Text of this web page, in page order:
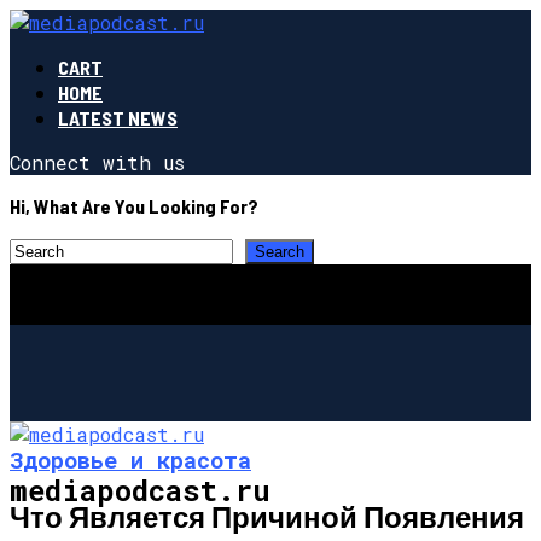
CART
HOME
LATEST NEWS
Connect with us
Hi, What Are You Looking For?
mediapodcast.ru
Здоровье и красота
Что Является Причиной Появления